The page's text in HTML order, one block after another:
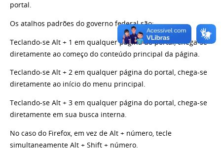
portal.
Os atalhos padrões do governo federal são:
Teclando-se Alt + 1 em qualquer página do portal, chega-se
diretamente ao começo do conteúdo principal da página.
Teclando-se Alt + 2 em qualquer página do portal, chega-se
diretamente ao início do menu principal.
Teclando-se Alt + 3 em qualquer página do portal, chega-se
diretamente em sua busca interna.
No caso do Firefox, em vez de Alt + número, tecle
simultaneamente Alt + Shift + número.